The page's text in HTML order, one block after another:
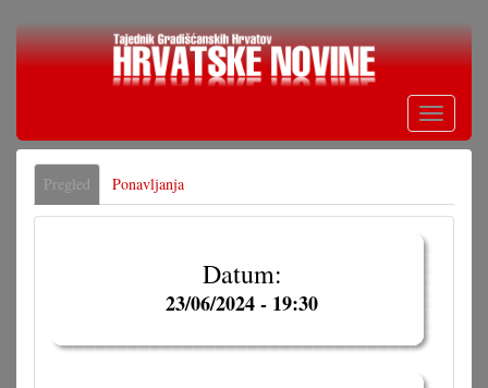
Skoči
Toggle
Primarne
oznake
Pregled (aktivna
oznaka)
Ponavljanja
Datum:
23/06/2024 - 19:30